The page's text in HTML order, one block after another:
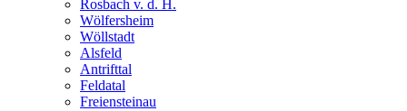
Rosbach v. d. H.
Wölfersheim
Wöllstadt
Alsfeld
Antrifttal
Feldatal
Freiensteinau